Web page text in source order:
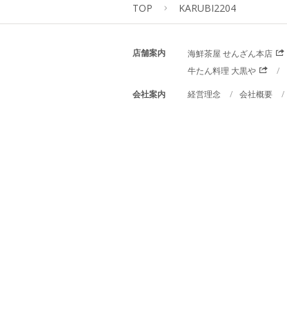
TOP KARUBI2204
店舗案内 海鮮茶屋 せんざん本店
牛たん料理 大黒や
会社案内
経営理念 会社概要